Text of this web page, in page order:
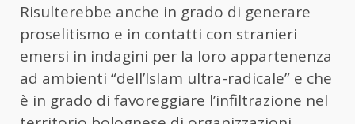
Risulterebbe anche in grado di generare
proselitismo e in contatti con stranieri
emersi in indagini per la loro appartenenza
ad ambienti “dell’Islam ultra-radicale” e che
è in grado di favoreggiare l’infiltrazione nel